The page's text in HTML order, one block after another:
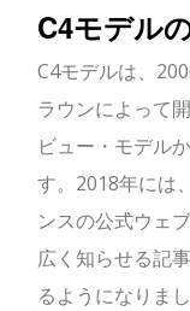
C4モデル
C4モデルは、
ラウンによって
ビュー・モデル
す。2018年には
ンスの公式ウェ
広く知らせる記
るようになりまし